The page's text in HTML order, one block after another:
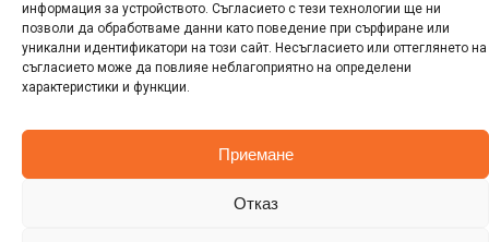
информация за устройството. Съгласието с тези технологии ще ни
позволи да обработваме данни като поведение при сърфиране или
уникални идентификатори на този сайт. Несъгласието или оттеглянето на
съгласието може да повлияе неблагоприятно на определени
характеристики и функции.
Приемане
Отказ
Дизайн и изработка на уебсайт от Tradeon.bg